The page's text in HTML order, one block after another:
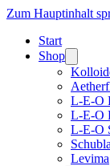
Zum Hauptinhalt
Start
Shop
L-E-O
L-E-O
L-E-O
Levima